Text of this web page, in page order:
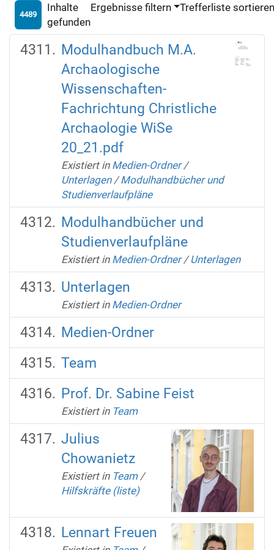
4489
Inhalte
gefunden
Ergebnisse filtern Trefferliste
Modulhandbuch M.A.
Archaologische
Wissenschaften-
Fachrichtung Christliche
Archaologie WiSe
20_21.pdf
Existiert in Medien-Ordner /
Unterlagen /Modulhandbücher und
Studienverlaufpläne
Modulhandbücher und
Studienverlaufpläne
Existiert in Medien-Ordner /Unterlagen
Unterlagen
Existiert in Medien-Ordner
Medien-Ordner
Team
Prof. Dr. Sabine Feist
Existiert in Team
Julius
Chowanietz
Existiert in Team /
Hilfskräfte (liste)
Lennart Freuen